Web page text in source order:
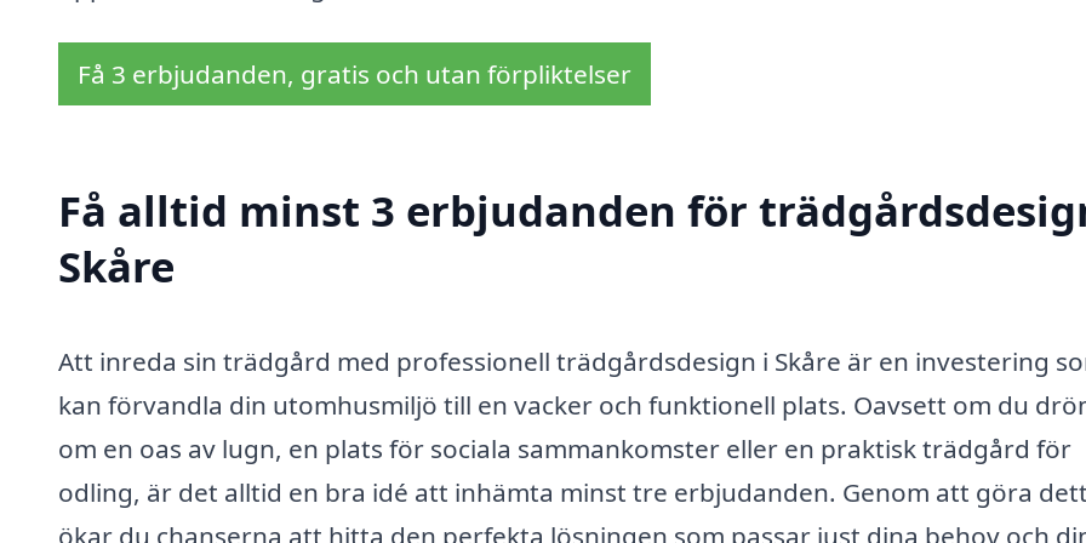
Få 3 erbjudanden, gratis och utan förpliktelser
Få alltid minst 3 erbjudanden för
Skåre
Att inreda sin trädgård med professionell trädgårdsdesign i Skåre är en investering
kan förvandla din utomhusmiljö till en vacker och funktionell plats. Oavsett om du
om en oas av lugn, en plats för sociala sammankomster eller en praktisk trädgård för
odling, är det alltid en bra idé att inhämta minst tre erbjudanden. Genom att göra
ökar du chanserna att hitta den perfekta lösningen som passar just dina behov och